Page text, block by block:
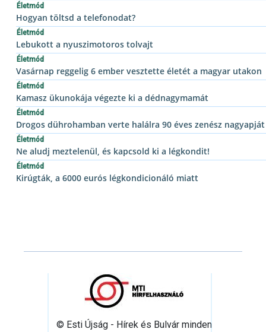
Életmód
Hogyan töltsd a telefonodat?
Életmód
Lebukott a nyuszimotoros tolvajt
Életmód
Vasárnap reggelig 6 ember vesztette életét a magyar utakon
Életmód
Kamasz ükunokája végezte ki a dédnagymamát
Életmód
Drogos dührohamban verte halálra 90 éves zenész nagyapját
Életmód
Ne aludj meztelenül, és kapcsold ki a légkondit!
Életmód
Kirúgták, a 6000 eurós légkondicionáló miatt
© Esti Újság - Hírek és Bulvár minden